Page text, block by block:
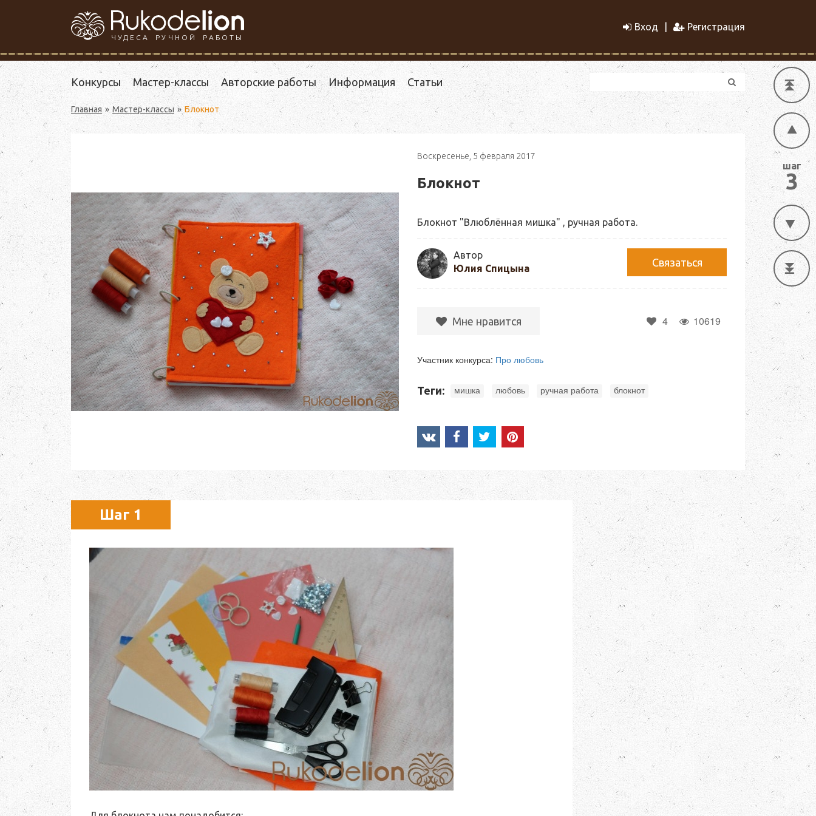
ЧУДЕСА РУЧНОЙ РАБОТЫ
Вход Регистрация
Конкурсы Мастер-классы Авторские работы Информация Статьи
Главная Мастер-классы Блокнот
Воскресенье, 5 февраля 2017
Блокнот
Блокнот "Влюблённая мишка" , ручная работа.
Автор
Юлия Спицына
Связаться
Мне нравится 4 10619
Участник конкурса: Про любовь
Теги: мишка любовь ручная работа блокнот
шаг
3
Шаг 1